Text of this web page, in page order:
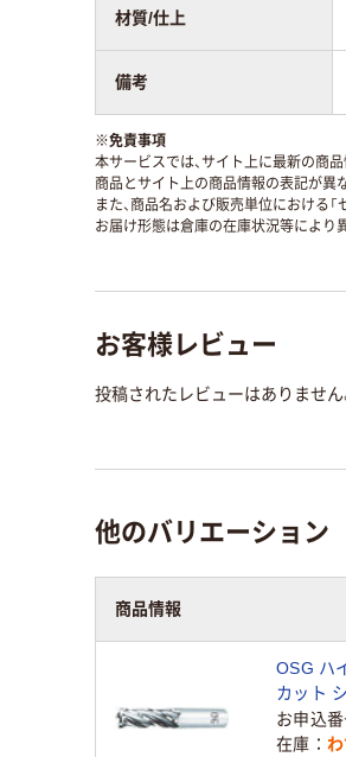
材質/仕上
備考
※免責事項
本サービスでは、サイト上に最新の商品
商品とサイト上の商品情報の表記が異
また、商品名および販売単位における「
お届け形態は倉庫の在庫状況等により
お客様レビュー
投稿されたレビューはありませ
他のバリエーション
商品情報
OSG ハ
カット
6mm
お申込
在庫